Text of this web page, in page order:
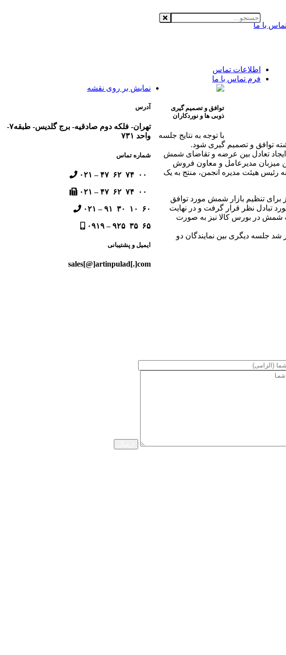
با ما
توافق و تصمیم گیری
ذوبی ها و نوردکاران
با توجه به نتایج جلسه
توافق و تصمیم گیری شود.
ایجاد تعادل بین عرضه و تقاضای شمش
میزبان مدیرعامل و معاون فروش
رئیس هیئت مدیره انجمن، منتج به یک
برای تنظیم بازار شمش مورد توافق
تبادل نظر قرار گرفت و در نهایت
شمش در بورس کالا نیز به صورت
شد جلسه دیگری بین نمایندگان دو
اطلاعات تماس
فرم تماس با ما
نمایش بر روی نقشه
آدرس
تهران- فلکه دوم صادقیه- برج گلدیس- طبقه۷-
واحد ۷۳۱
شماره تماس
۶۰ ۱۰ ۳۰ ۹۱ – ۰۲۱
۶۵ ۳۵ ۹۲۵ – ۰۹۱۹
ایمیل و پشتیبانی
sales[@]artinpulad[.]com